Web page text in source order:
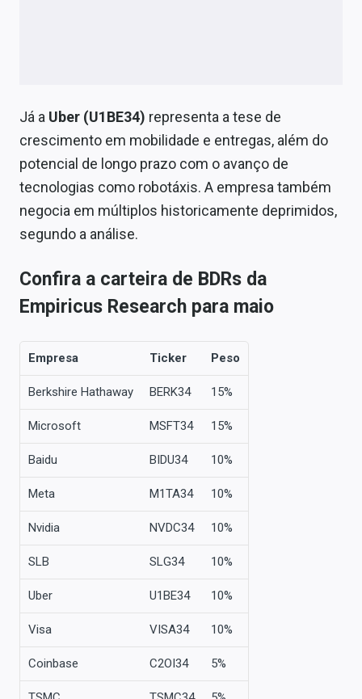
Já a Uber (U1BE34) representa a tese de
crescimento em mobilidade e entregas, além do
potencial de longo prazo com o avanço de
tecnologias como robotáxis. A empresa também
negocia em múltiplos historicamente deprimidos,
segundo a análise.
Confira a carteira de BDRs da
Empiricus Research para maio
Empresa Ticker Peso
Berkshire Hathaway BERK34 15%
Microsoft MSFT34 15%
Baidu BIDU34 10%
Meta M1TA34 10%
Nvidia NVDC34 10%
SLB SLG34 10%
Uber U1BE34 10%
Visa VISA34 10%
Coinbase C2OI34 5%